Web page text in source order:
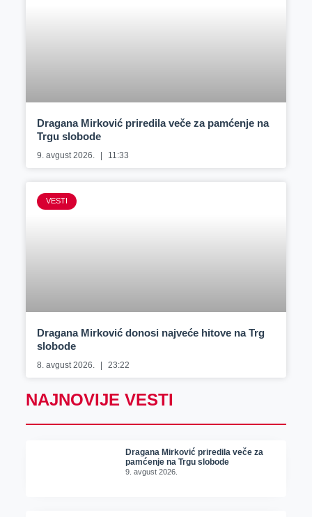
Dragana Mirković priredila veče za pamćenje na
Trgu slobode
9. avgust 2026. 11:33
VESTI
Dragana Mirković donosi najveće hitove na Trg
slobode
8. avgust 2026. 23:22
NAJNOVIJE VESTI
Dragana Mirković priredila veče za
pamćenje na Trgu slobode
9. avgust 2026.